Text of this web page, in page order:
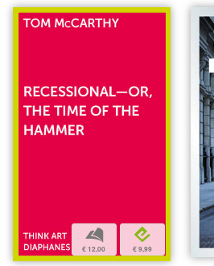
b
€ 12,00
e
€ 9,99